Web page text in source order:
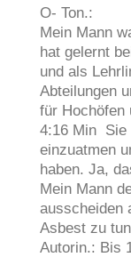
O- Ton.:
Mein Mann
hat gelernt
und als
Abteilungen
für Hochöfen
4:16 Min Sie
einzuatmen
haben. Ja,
Mein Mann
ausscheiden
Asbest zu
Autorin.: Bis